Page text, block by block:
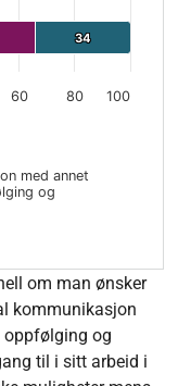
34
34
med annet
og
60 80 100
om man ønsker
kommunikasjon
oppfølging og
til i sitt arbeid i